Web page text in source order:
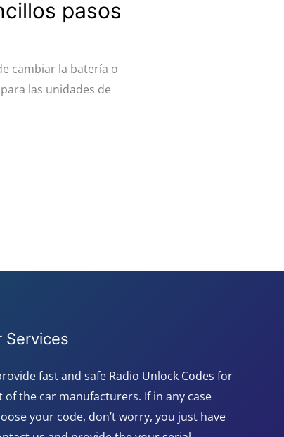
pasos
cambiar la batería o
las unidades de
Services
fast and safe Radio Unlock Codes for
of the car manufacturers. If in any case
your code, don’t worry, you just have